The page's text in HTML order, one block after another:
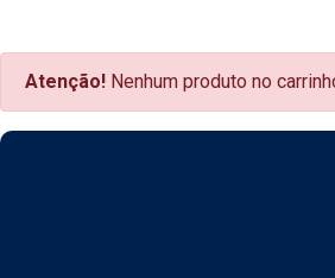
Atenção! Nenhum produto no